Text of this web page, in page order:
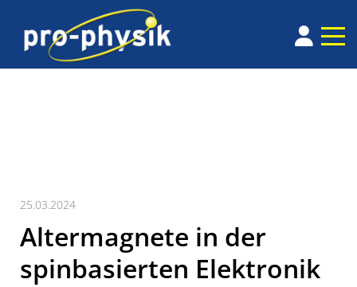
25.03.2024
Altermagnete in der
spinbasierten Elektronik